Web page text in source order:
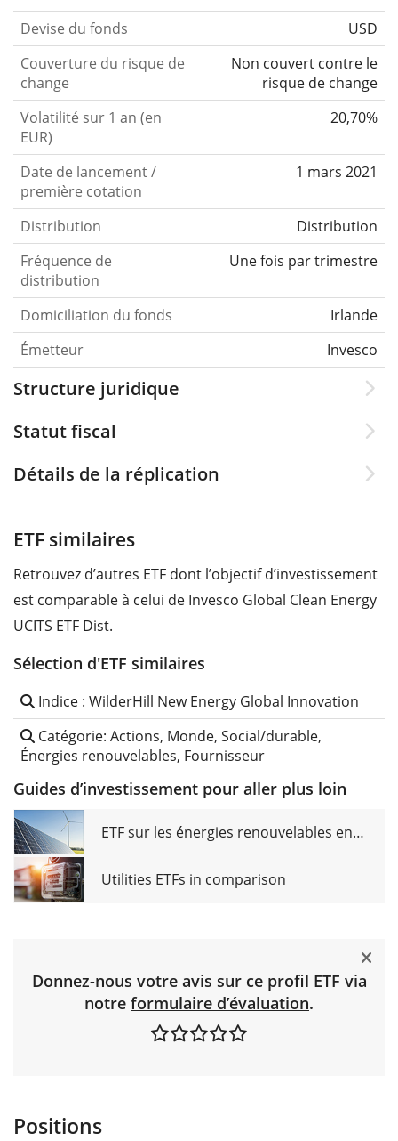
Devise du fonds
USD
Couverture du risque de
change
Non couvert contre le
risque de change
Volatilité sur 1 an (en
EUR)
20,70%
Date de lancement /
première cotation
1 mars 2021
Distribution
Distribution
Fréquence de
distribution
Une fois par trimestre
Domiciliation du fonds
Irlande
Émetteur
Invesco
Structure juridique
Statut fiscal
Détails de la réplication
ETF similaires
Retrouvez d’autres ETF dont l’objectif d’investissement
est comparable à celui de Invesco Global Clean Energy
UCITS ETF Dist.
Sélection d'ETF similaires
Indice : WilderHill New Energy Global Innovation
Catégorie: Actions, Monde, Social/durable,
Énergies renouvelables, Fournisseur
Guides d’investissement pour aller plus loin
ETF sur les énergies renouvelables en comparaison
Utilities ETFs in comparison
Donnez-nous votre avis sur ce profil ETF via
notre formulaire d’évaluation.
Positions